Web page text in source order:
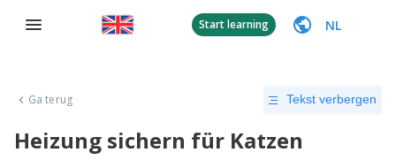
Start learning NL
Ga terug Tekst verbergen
Heizung sichern für Katzen